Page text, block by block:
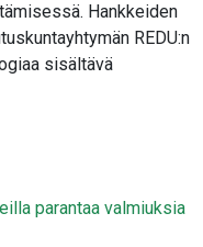
Hankkeiden
REDU:n
sisältävä
parantaa valmiuksia